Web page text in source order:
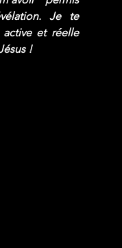
Je te
active et réelle
!